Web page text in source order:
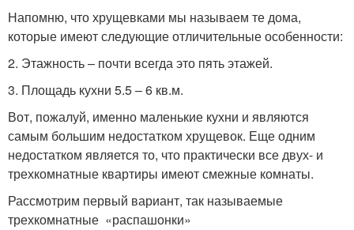
Напомню, что хрущевками мы называем те дома,
которые имеют следующие отличительные особенности:
2. Этажность – почти всегда это пять этажей.
3. Площадь кухни 5.5 – 6 кв.м.
Вот, пожалуй, именно маленькие кухни и являются
самым большим недостатком хрущевок. Еще одним
недостатком является то, что практически все двух- и
трехкомнатные квартиры имеют смежные комнаты.
Рассмотрим первый вариант, так называемые
трехкомнатные «распашонки»